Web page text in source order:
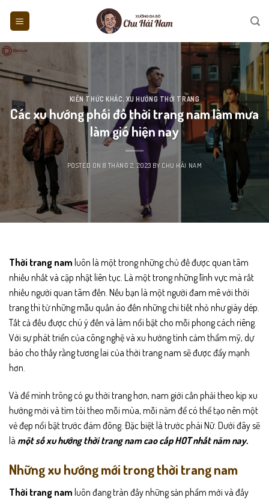
KIẾN THỨC KHÁC, XU HƯỚNG THỜI TRANG
Các xu hướng phối đồ thời trang nam làm mưa
làm gió hiện nay
POSTED ON8 THÁNG 2, 2023 BY CHU HẢI NAM
Thời trang nam luôn là một trong những chủ đề được quan tâm
nhiều nhất và cập nhật liên tục. Là một trong những lĩnh vực mà rất
nhiều người quan tâm đến. Nếu bạn là một người đam mê với thời
trang thì từ những mẫu quần áo đến những chi tiết nhỏ như giày dép.
Tất cả đều được chú ý đến và làm nổi bật cho mỗi phong cách riêng.
Với sự phát triển của công nghệ và xu hướng tình cảm thẩm mỹ, dự
báo cho thấy rằng tương lai của thời trang nam sẽ được đẩy mạnh
hơn.
Và để mình trông có gu thời trang hơn, nam giới cần phải theo kịp xu
hướng mới và tìm tòi theo mỗi mùa, mỗi năm để có thể tạo nên một
vẻ đẹp nổi bật trước đám đông. Đặc biệt là trước phái Nữ. Dưới đây sẽ
là một số xu hướng thời trang nam cao cấp HOT nhất năm nay.
Những xu hướng mới trong thời trang nam
Thời trang nam luôn đang tràn đầy những sản phẩm mới và đầy